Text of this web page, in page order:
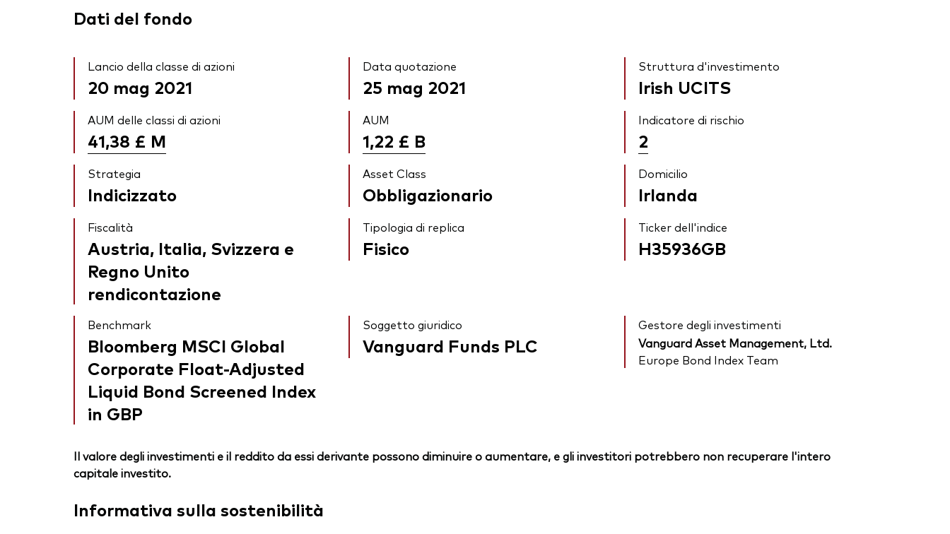
Dati del fondo
Lancio della classe di azioni
20 mag 2021
Data quotazione
25 mag 2021
Struttura d'investimento
Irish UCITS
AUM delle classi di azioni
41,38 £ M
AUM
1,22 £ B
Indicatore di rischio
2
Strategia
Indicizzato
Asset Class
Obbligazionario
Domicilio
Irlanda
Fiscalità
Austria, Italia, Svizzera e
Regno Unito
rendicontazione
Tipologia di replica
Fisico
Ticker dell'indice
H35936GB
Benchmark
Bloomberg MSCI Global
Corporate Float-Adjusted
Liquid Bond Screened Index
in GBP
Soggetto giuridico
Vanguard Funds PLC
Gestore degli investimenti
Vanguard Asset Management, Ltd.
Europe Bond Index Team
Il valore degli investimenti e il reddito da essi derivante possono diminuire o aumentare, e gli investitori potrebbero non recuperare l'intero
capitale investito.
Informativa sulla sostenibilità